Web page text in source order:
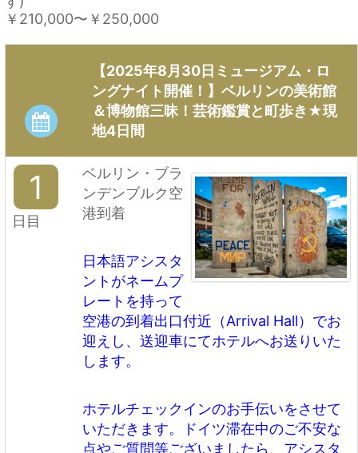
￥210,000〜 ￥250,000
【2025年8月30日ミュージアム・ロ
ングナイト開催！】ベルリンの美術館
＆博物館三昧！芸術鑑賞と町歩き★現
地4日間
1
日目
ベルリン・ブラ
ンデンブルク空
港到着
日本語アシスタ
ントがネームプ
レートを持って
空港の到着出口付近（Arrival Hall）でお
迎えし、送迎車にてホテルへお送りいた
します。
ホテルチェックインのお手伝いをさせて
いただきます。ドイツ滞在中のご不安な
点やご質問等ございましたら、アシスタ